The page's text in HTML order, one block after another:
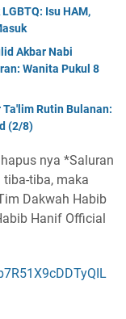
Isu HAM,
Akbar Nabi
Wanita Pukul 8
Rutin Bulanan:
(2/8)
nya *Saluran
tiba, maka
Dakwah Habib
Hanif Official